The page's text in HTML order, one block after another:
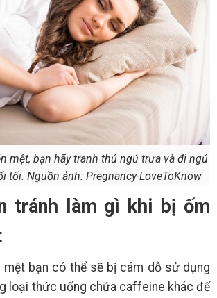
mệt, bạn hãy tranh thủ ngủ trưa và đi ngủ
tối. Nguồn ảnh: Pregnancy-LoveToKnow
tránh làm gì khi bị ốm
mệt bạn có thể sẽ bị cám dỗ sử dụng
loại thức uống chứa caffeine khác để